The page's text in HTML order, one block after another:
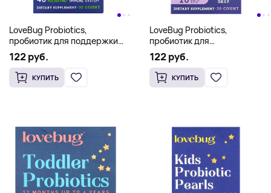
LoveBug Probiotics,
пробиотик для поддержки
иммунитета, для
ежедневного приема, 40
млрд. КОЕ, 30 штук
122 руб.
КУПИТЬ
LoveBug Probiotics,
пробиотик для
послеродового периода,
20 млрд КОЕ, 30 капсул
122 руб.
КУПИТЬ